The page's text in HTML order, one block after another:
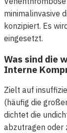
minimalinvasive
konzipiert. Es
eingesetzt.
Was sind die
Interne
Zielt auf
(häufig die
dichtet die
abzutragen oder